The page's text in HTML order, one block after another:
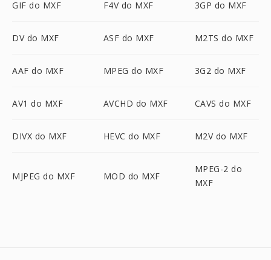
GIF do MXF F4V do MXF 3GP do MXF
DV do MXF ASF do MXF M2TS do MXF
AAF do MXF MPEG do MXF 3G2 do MXF
AV1 do MXF AVCHD do MXF CAVS do MXF
DIVX do MXF HEVC do MXF M2V do MXF
MJPEG do MXF MOD do MXF
MPEG-2 do
MXF